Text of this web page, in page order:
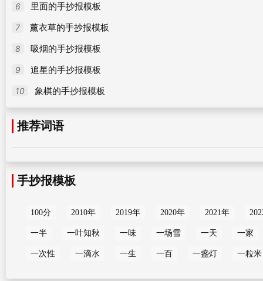
6 里面的手抄报模板
7 薰衣草的手抄报模板
8 吸烟的手抄报模板
9 追星的手抄报模板
10 象棋的手抄报模板
推荐词语
手抄报模板
100分 2010年 2019年 2020年 2021年
一半 一叶知秋 一味 一场雪 一天 一家
一次性 一滴水 一生 一百 一盏灯 一粒米